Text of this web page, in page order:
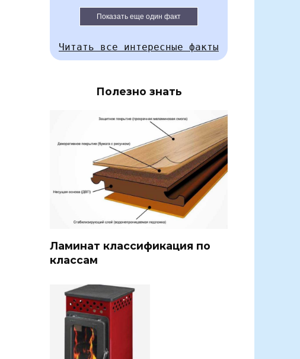
Показать еще один факт
Читать все интересные факты
Полезно знать
Ламинат классификация по
классам